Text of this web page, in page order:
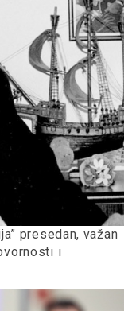
presedan, važan
i